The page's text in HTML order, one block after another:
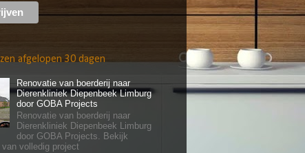
afgelopen 30 dagen
Renovatie van boerderij naar
Dierenkliniek Diepenbeek Limburg
door GOBA Projects
Renovatie van boerderij naar
Dierenkliniek Diepenbeek Limburg
door GOBA Projects. Bekijk
volledig project